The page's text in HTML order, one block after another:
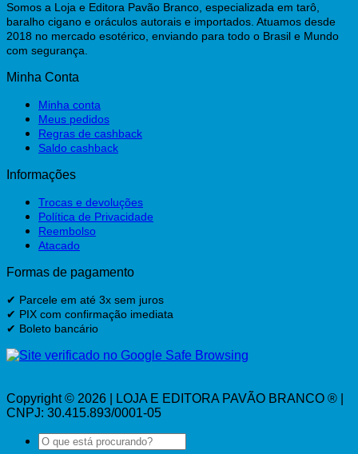
Somos a Loja e Editora Pavão Branco, especializada em tarô,
baralho cigano e oráculos autorais e importados. Atuamos desde
2018 no mercado esotérico, enviando para todo o Brasil e Mundo
com segurança.
Minha Conta
Minha conta
Meus pedidos
Regras de cashback
Saldo cashback
Informações
Trocas e devoluções
Política de Privacidade
Reembolso
Atacado
Formas de pagamento
✔ Parcele em até 3x sem juros
✔ PIX com confirmação imediata
✔ Boleto bancário
Copyright © 2026 | LOJA E EDITORA PAVÃO BRANCO ® |
CNPJ: 30.415.893/0001-05
Pesquisar